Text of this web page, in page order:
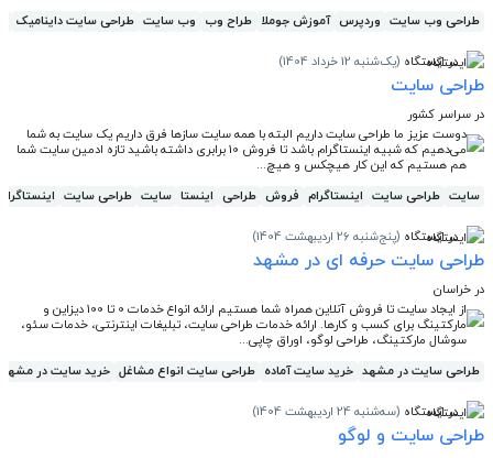
طراحی وب سایت وردپرس آموزش جوملا طراح وب وب سایت طراحی سایت داینامیک
در ایستگاه (یک‌شنبه 12 خرداد 1404)
طراحی سایت
در سراسر کشور
دوست عزیز ما طراحی سایت داریم البته با همه سایت سازها فرق داریم یک سایت به شما
می‌دهیم که شبیه اینستاگرام باشد تا فروش 10 برابری داشته باشید تازه ادمین سایت شما
هم هستیم که این کار هیچکس و هیچ...
سایت طراحی سایت اینستاگرام فروش طراحی اینستا سایت طراحی سایت اینستاگرام
در ایستگاه (پنج‌شنبه 26 اردیبهشت 1404)
طراحی سایت حرفه ای در مشهد
در خراسان
از ایجاد سایت تا فروش آنلاین همراه شما هستیم ارائه انواع خدمات 0 تا 100 دیزاین و
مارکتینگ برای کسب و کارها. ارائه خدمات طراحی سایت، تبلیغات اینترنتی، خدمات سئو،
سوشال مارکتینگ، طراحی لوگو، اوراق چاپی...
طراحی سایت در مشهد خرید سایت آماده طراحی سایت انواع مشاغل خرید سایت در مشهد
در ایستگاه (سه‌شنبه 24 اردیبهشت 1404)
طراحی سایت و لوگو